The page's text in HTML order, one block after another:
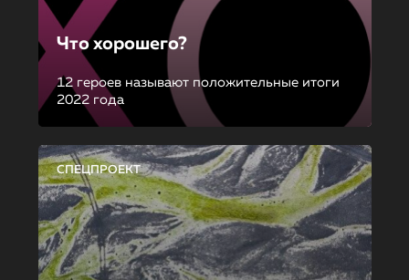
Что хорошего?
12 героев называют положительные итоги
2022 года
СПЕЦПРОЕКТ